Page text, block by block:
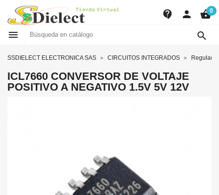
contact_support person shopping_basket0
 
SSDIELECT ELECTRONICA SAS CIRCUITOS INTEGRADOS
ICL7660 CONVERSOR DE VOLTAJE
POSITIVO A NEGATIVO 1.5V 5V 12V